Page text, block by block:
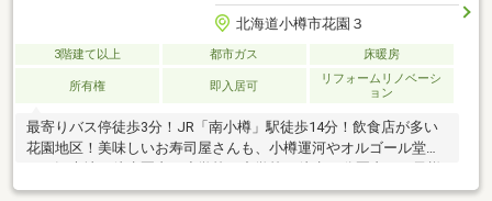
北海道小樽市花園３
3階建て以上 都市ガス 床暖房
所有権 即入居可
リフォームリノベーシ
ョン
最寄りバス停徒歩3分！JR「南小樽」駅徒歩14分！飲食店が多い
花園地区！美味しいお寿司屋さんも、小樽運河やオルゴール堂な
も無理なく通える距離！リフォームのご相談もお気軽にどうぞ！